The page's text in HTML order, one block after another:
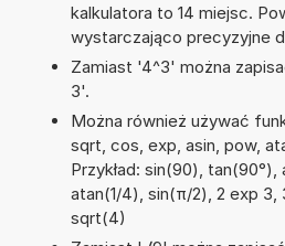
kalkulatora to 14 miejsc.
wystarczająco precyzyjne
Zamiast '4^3' można
3'.
Można również używać
sqrt, cos, exp, asin, pow,
Przykład: sin(90), tan(90°),
atan(1/4), sin(π/2), 2 exp 3,
sqrt(4)